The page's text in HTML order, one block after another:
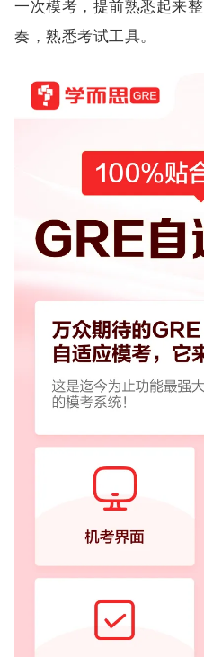
一次模考，提前熟悉起来
奏，熟悉考试工具。